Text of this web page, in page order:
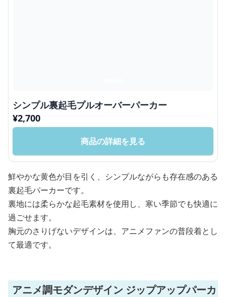
シンプル裏起毛プルオーバーパーカー
¥2,700
商品の詳細を見る
鮮やかな黄色が目を引く、シンプルながらも存在感のある
裏起毛パーカーです。
裏地には柔らかな起毛素材を使用し、寒い季節でも快適に
過ごせます。
胸元のさりげないデザインは、アニメファンの普段着とし
て最適です。
アニメ調モダンデザイン ジップアップパーカ